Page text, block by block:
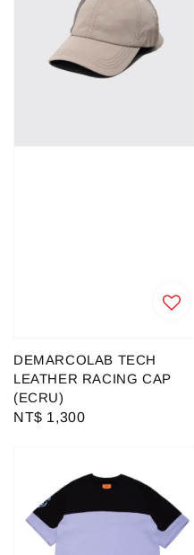
DEMARCOLAB TECH
LEATHER RACING CAP
(ECRU)
Regular
NT$ 1,300